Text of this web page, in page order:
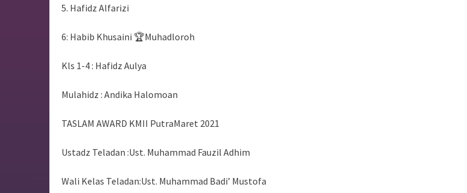
5. Hafidz Alfarizi
6: Habib Khusaini 🏆Muhadloroh
Kls 1-4 : Hafidz Aulya
Mulahidz : Andika Halomoan
TASLAM AWARD KMII PutraMaret 2021
Ustadz Teladan :Ust. Muhammad Fauzil Adhim
Wali Kelas Teladan:Ust. Muhammad Badi’ Mustofa